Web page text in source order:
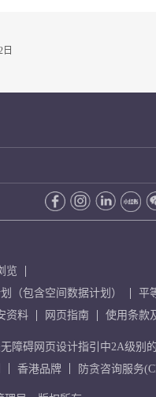
览
（包含空间数据计划）
平
资料 网页指南 使用条款
障碍网页设计指引中2A级别
香港品牌 防贪咨询服务